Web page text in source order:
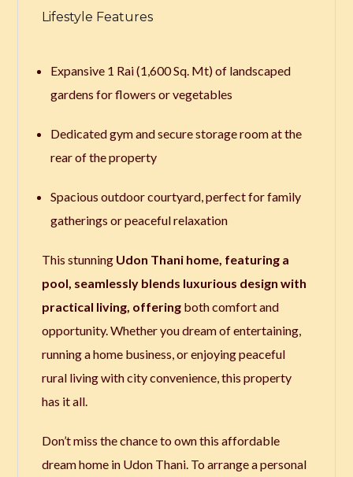
Lifestyle Features
Expansive 1 Rai (1,600 Sq. Mt) of landscaped
gardens for flowers or vegetables
Dedicated gym and secure storage room at the
rear of the property
Spacious outdoor courtyard, perfect for family
gatherings or peaceful relaxation
This stunning Udon Thani home, featuring a
pool, seamlessly blends luxurious design with
practical living, offering both comfort and
opportunity. Whether you dream of entertaining,
running a home business, or enjoying peaceful
rural living with city convenience, this property
has it all.
Don’t miss the chance to own this affordable
dream home in Udon Thani. To arrange a personal